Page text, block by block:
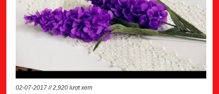
02-07-2017 // 2,920 lượt xem